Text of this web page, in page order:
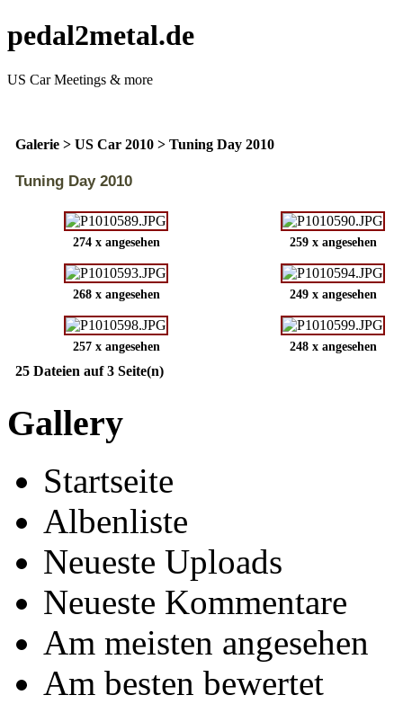
pedal2metal.de
US Car Meetings & more
Galerie > US Car 2010 > Tuning Day 2010
Tuning Day 2010
274 x angesehen 259 x angesehen
268 x angesehen 249 x angesehen
257 x angesehen 248 x angesehen
25 Dateien auf 3 Seite(n)
Gallery
Startseite
Albenliste
Neueste Uploads
Neueste Kommentare
Am meisten angesehen
Am besten bewertet